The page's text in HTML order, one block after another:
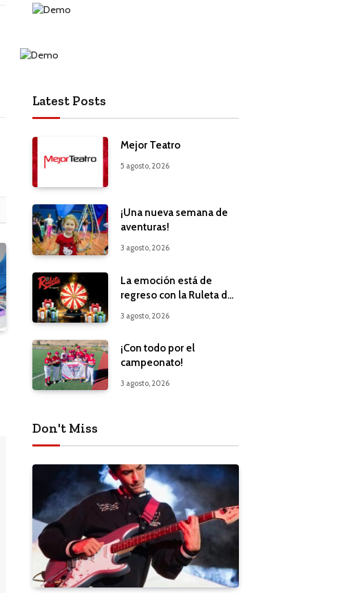
Latest Posts
Mejor Teatro
5 agosto, 2026
¡Una nueva semana de
aventuras!
3 agosto, 2026
La emoción está de
regreso con la Ruleta de
3 agosto, 2026
¡Con todo por el
campeonato!
3 agosto, 2026
Don't Miss